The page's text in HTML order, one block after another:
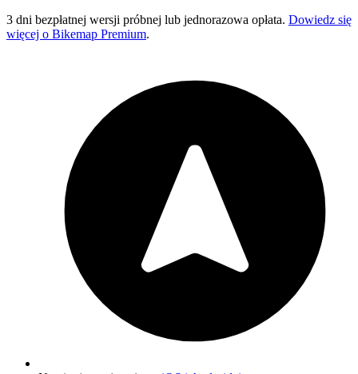
3 dni bezpłatnej wersji próbnej lub jednorazowa opłata. Dowiedz się
więcej o Bikemap Premium.